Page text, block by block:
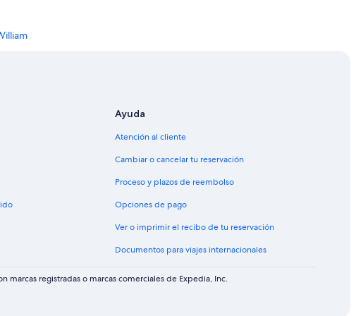
Avis en Highland
Ayuda
Atención al cliente
Cambiar o cancelar tu reservación
Proceso y plazos de reembolso
Opciones de pago
Ver o imprimir el recibo de tu reservación
Documentos para viajes internacionales
registradas o marcas comerciales de Expedia, Inc.